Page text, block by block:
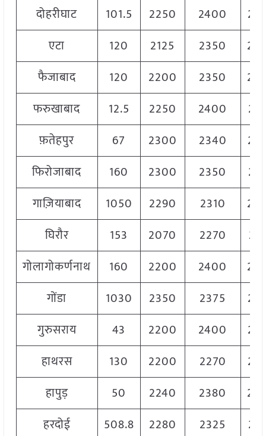
दोहरीघाट
101.5 2250 2400
एटा
120 2125 2350
फैजाबाद
120 2200 2350
फरुखाबाद
12.5 2250 2400
फ़तेहपुर
67 2300 2340
फिरोजाबाद
160 2300 2350
गाज़ियाबाद
1050 2290 2310
घिरौर
153 2070 2270
गोलागोकर्णनाथ
160 2200 2400
गोंडा
1030 2350 2375
गुरुसराय
43 2200 2400
हाथरस
130 2200 2270
हापुड़
50 2240 2380
हरदोई
508.8 2280 2325